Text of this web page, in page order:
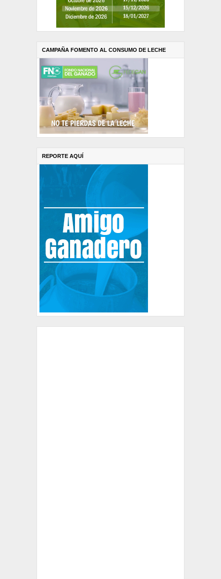
CAMPAÑA FOMENTO AL CONSUMO DE LECHE
REPORTE AQUÍ